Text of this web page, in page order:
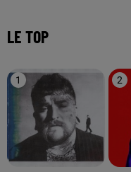
LE TOP
1 2